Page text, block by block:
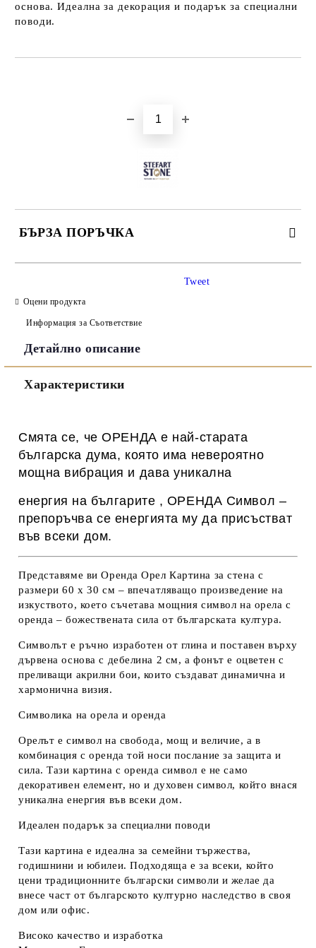
основа. Идеална за декорация и подарък за специални
поводи.
БЪРЗА ПОРЪЧКА
Ние ще се свържем с вас в рамките на работния ден.
Tweet
Оцени продукта
Информация за Съответствие
Детайлно описание
Характеристики
Смята се, че ОРЕНДА е най-старата
българска дума, която има невероятно
мощна вибрация и дава уникална
енергия на българите , ОРЕНДА Символ –
препоръчва се енергията му да присъстват
във всеки дом.
Представяме виОренда Орел Картина за стена с
размери 60 х 30 см – впечатляващо произведение на
изкуството, което съчетава мощния символ на орела с
оренда – божествената сила от българската култура.
Символът е ръчно изработен от глина и поставен върху
дървена основа с дебелина 2 см, а фонът е оцветен с
преливащи акрилни бои, които създават динамична и
хармонична визия.
Символика на орела и оренда
Орелът е символ на свобода, мощ и величие, а в
комбинация соренда той носи послание за защита и
сила. Тазикартина с оренда символ е не само
декоративен елемент, но и духовен символ, който внася
уникална енергия във всеки дом.
Идеален подарък за специални поводи
Тази картина е идеална за семейни тържества,
годишнини и юбилеи. Подходяща е за всеки, който
цени традиционните български символи и желае да
внесе част от българското културно наследство в своя
дом или офис.
Високо качество и изработка